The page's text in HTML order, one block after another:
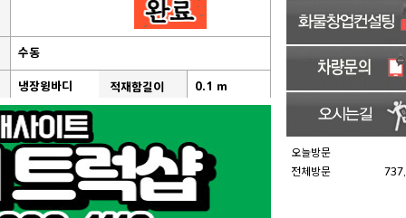
오늘방문
전체방문
수동
냉장윙바디 적재함길이 0.1 m